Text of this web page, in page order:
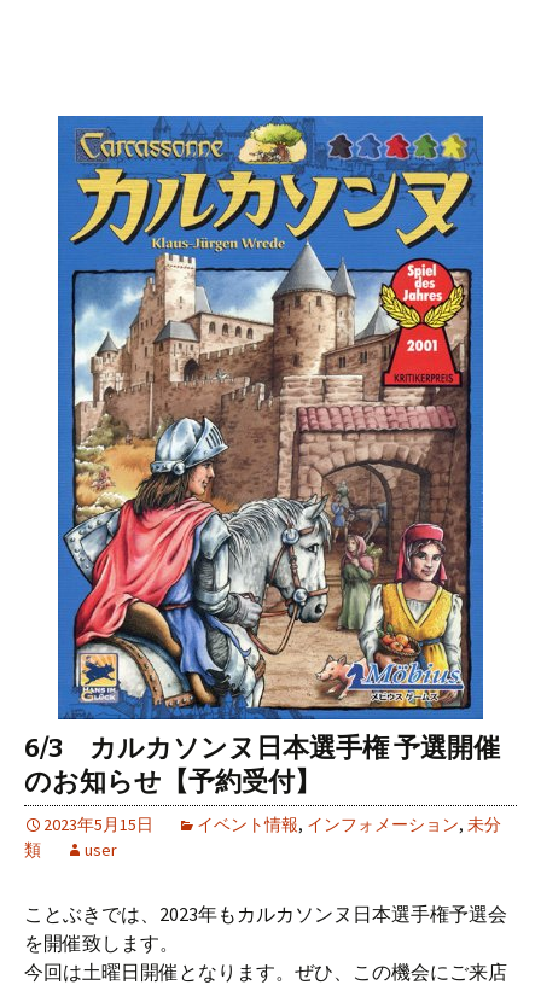
6/3 カルカソンヌ日本選手権 予選開催
のお知らせ【予約受付】
2023年5月15日 イベント情報, インフォメーション, 未分
類
user
ことぶきでは、2023年もカルカソンヌ日本選手権予選会
を開催致します。
今回は土曜日開催となります。ぜひ、この機会にご来店